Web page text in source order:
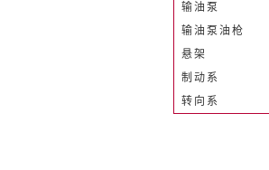
输油泵
输油泵油枪
悬架
制动系
转向系